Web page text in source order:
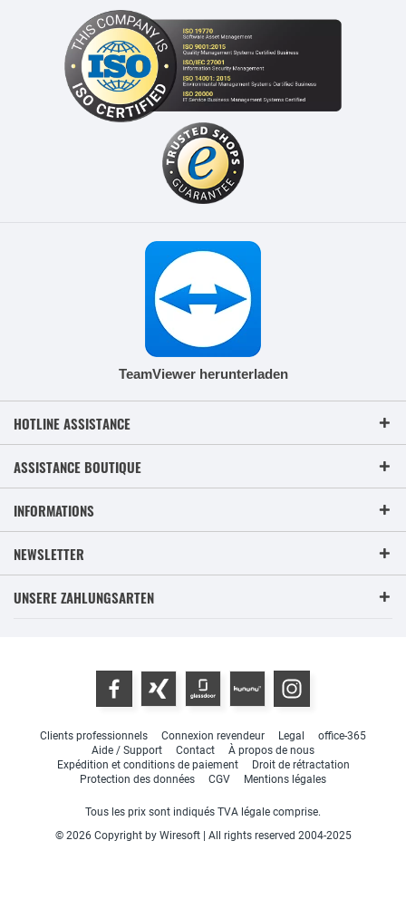
TeamViewer herunterladen
HOTLINE ASSISTANCE
ASSISTANCE BOUTIQUE
INFORMATIONS
NEWSLETTER
UNSERE ZAHLUNGSARTEN
Clients professionnels Connexion revendeur Legal
office-365
Aide / Support
Contact
À propos de nous
Expédition et conditions de paiement
Droit de rétractation
Protection des données
CGV Mentions légales
Tous les prix sont indiqués TVA légale comprise.
© 2026 Copyright by Wiresoft | All rights reserved 2004-2025